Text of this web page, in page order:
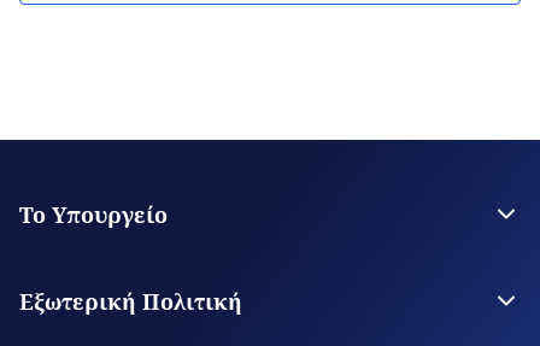
Το Υπουργείο
Στρατηγικό Σχέδιο
Εποπτευόμενοι Οργανισμοί
Εξωτερική Πολιτική